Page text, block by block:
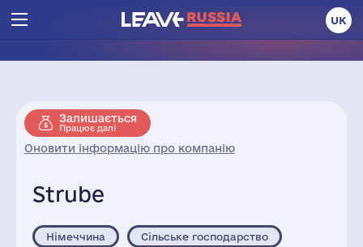
UK
Залишається
Працює далі
Оновити інформацію про компанію
Strube
Німеччина Сільське господарство